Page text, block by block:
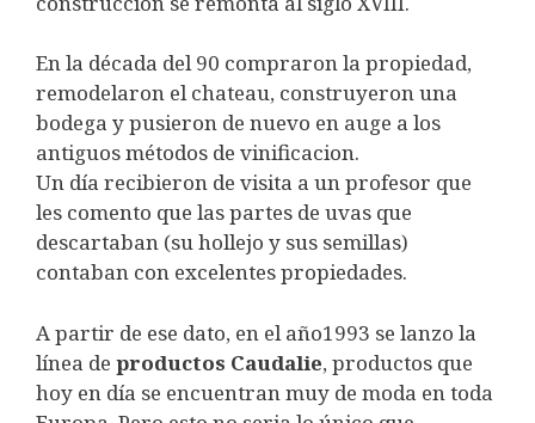
En la década del 90 compraron la propiedad,
remodelaron el chateau, construyeron una
bodega y pusieron de nuevo en auge a los
antiguos métodos de vinificacion.
Un día recibieron de visita a un profesor que
les comento que las partes de uvas que
descartaban (su hollejo y sus semillas)
contaban con excelentes propiedades.
A partir de ese dato, en el año1993 se lanzo la
línea de productos Caudalie, productos que
hoy en día se encuentran muy de moda en toda